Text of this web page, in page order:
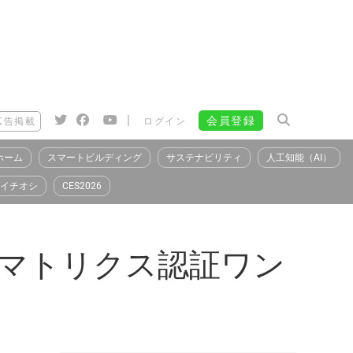
告掲載 | ログイン 会員登録
ーム スマートビルディング サステナビリティ 人工知能（AI）
イチオシ CES2026
トリクス認証ワン